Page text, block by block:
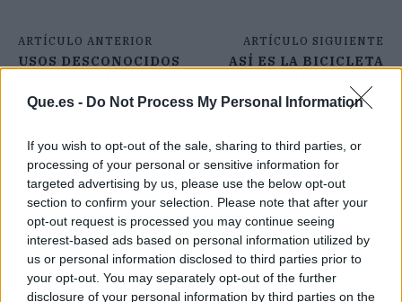
Que.es - Do Not Process My Personal Information
If you wish to opt-out of the sale, sharing to third parties, or
processing of your personal or sensitive information for
targeted advertising by us, please use the below opt-out
section to confirm your selection. Please note that after your
opt-out request is processed you may continue seeing
interest-based ads based on personal information utilized by
us or personal information disclosed to third parties prior to
your opt-out. You may separately opt-out of the further
disclosure of your personal information by third parties on the
ARTÍCULO ANTERIOR
USOS DESCONOCIDOS
HARÁN MIRARLO CON
OTROS OJOS
ARTÍCULO SIGUIENTE
ASÍ ES LA BICICLETA
RECARGA SOLA